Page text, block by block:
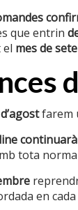
que entrin
el mes de
farem
tota
en cada